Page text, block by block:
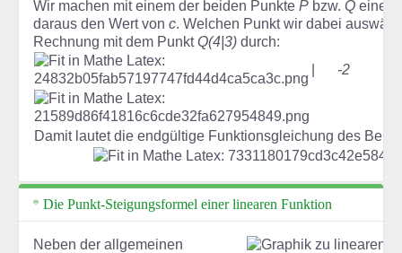
Wir machen mit einem der beiden Punkte P bzw. Q eine
daraus den Wert von c. Welchen Punkt wir dabei
Rechnung mit dem PunktQ(4|3) durch:
-2
Damit lautet die endgültige Funktionsgleichung des
Die Punkt-Steigungsformel einer linearen Funktion
Neben der allgemeinen